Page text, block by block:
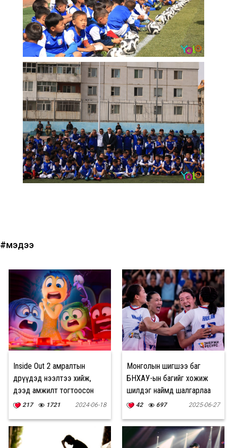
#мэдээ
Inside Out 2 амралтын
өдрүүдэд нээлтээ хийж,
дээд амжилт тогтоосон
байна
217 1721 2024-06-18
Монголын шигшээ баг
БНХАУ-ын багийг хожиж
шилдэг наймд шалгарлаа
42 697 2025-06-27